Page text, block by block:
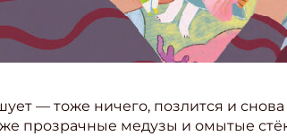
— тоже ничего, позлится и
прозрачные медузы и омытые